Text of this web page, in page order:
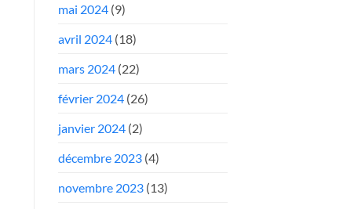
mai 2024(9)
avril 2024(18)
mars 2024(22)
février 2024(26)
janvier 2024(2)
décembre 2023(4)
novembre 2023(13)